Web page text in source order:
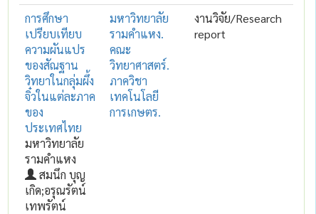
การศึกษา
เปรียบเทียบ
ความผันแปร
ของสัณฐาน
วิทยาในกลุ่มผึ้ง
จิ๋วในแต่ละภาค
ของ
ประเทศไทย
มหาวิทยาลัย
รามคำแหง
สมนึก บุญ
เกิด;อรุณรัตน์
เทพรัตน์
มหาวิทยาลัย
รามคำแหง.
คณะ
วิทยาศาสตร์.
ภาควิชา
เทคโนโลยี
การเกษตร.
งานวิจัย/Research
report